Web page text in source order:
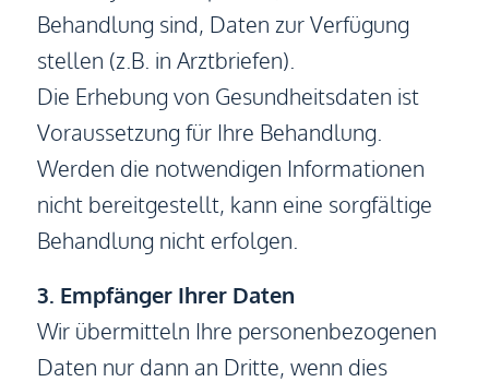
Behandlung sind, Daten zur Verfügung
stellen (z.B. in Arztbriefen).
Die Erhebung von Gesundheitsdaten ist
Voraussetzung für Ihre Behandlung.
Werden die notwendigen Informationen
nicht bereitgestellt, kann eine sorgfältige
Behandlung nicht erfolgen.
3. Empfänger Ihrer Daten
Wir übermitteln Ihre personenbezogenen
Daten nur dann an Dritte, wenn dies